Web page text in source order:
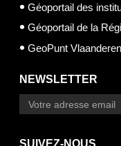
Géoportail des
Géoportail de la
GeoPunt Vlaanderen
NEWSLETTER